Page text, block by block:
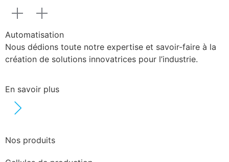
Automatisation
Nous dédions toute notre expertise et savoir-faire à la
création de solutions innovatrices pour l’industrie.
En savoir plus
Nos produits